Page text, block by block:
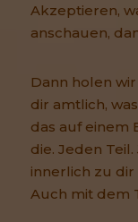
Akzeptieren,
anschauen,
Dann holen
dir amtlich,
das auf einem
die. Jeden
innerlich zu dir
Auch mit dem